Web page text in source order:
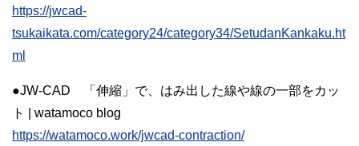
https://jwcad-
tsukaikata.com/category24/category34/SetudanKankaku.ht
ml
●JW-CAD 「伸縮」で、はみ出した線や線の一部をカッ
ト | watamoco blog
https://watamoco.work/jwcad-contraction/